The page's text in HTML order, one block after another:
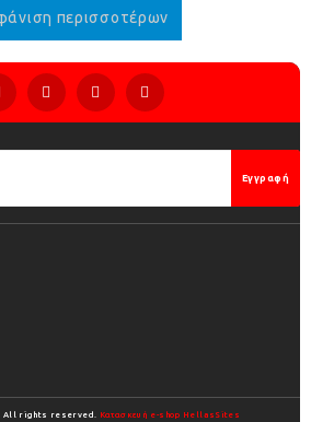
Εγγραφή
All rights reserved. Κατασκευή e-shop HellasSites